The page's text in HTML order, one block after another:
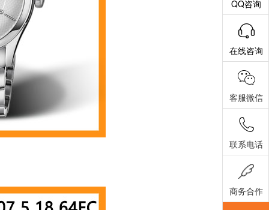
QQ咨询
在线咨询
客服微信
联系电话
商务合作